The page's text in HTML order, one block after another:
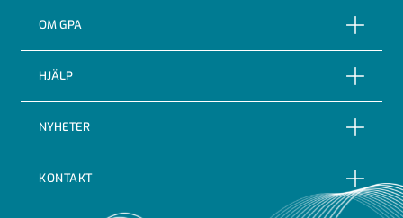
OM GPA
Om företaget
Vår Historia
Code of conduct
HJÄLP
Reklamationer
Returer
NYHETER
Nyheter
KONTAKT